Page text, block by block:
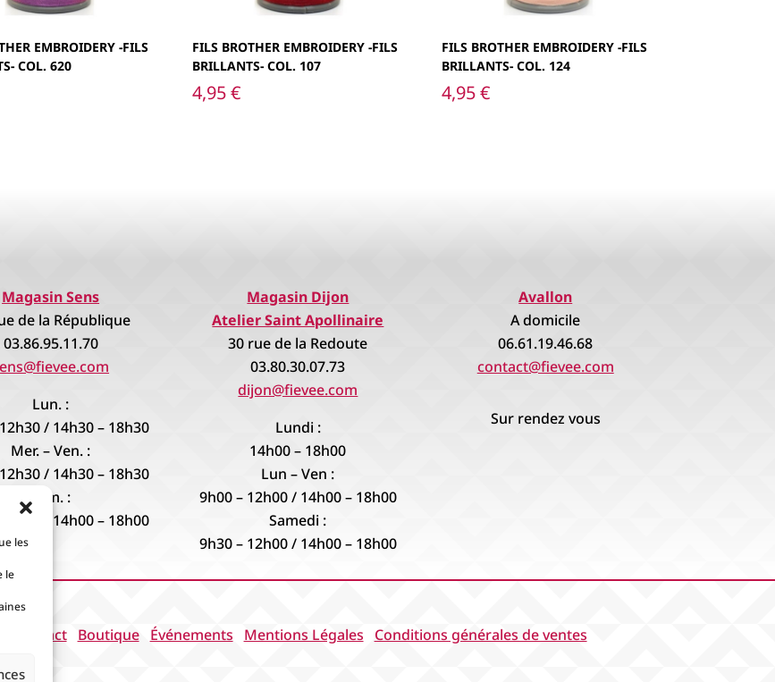
les
le
EMBROIDERY -FILS
COL. 620
FILS BROTHER EMBROIDERY -FILS
BRILLANTS- COL. 107
4,95€
FILS BROTHER EMBROIDERY -FILS
BRILLANTS- COL. 124
4,95€
Magasin Sens
de la République
03.86.95.11.70
Lun. :
/ 14h30 – 18h30
Mer. – Ven. :
/ 14h30 – 18h30
Sam. :
12h30 / 14h00 – 18h00
Magasin Dijon
Atelier Saint Apollinaire
30 rue de la Redoute
03.80.30.07.73
dijon@fievee.com
Lundi :
14h00 – 18h00
Lun – Ven :
9h00 – 12h00 / 14h00 – 18h00
Samedi :
9h30 – 12h00 / 14h00 – 18h00
Avallon
A domicile
06.61.19.46.68
contact@fievee.com
Sur rendez vous
Contact Boutique Événements Mentions Légales Conditions générales de ventes